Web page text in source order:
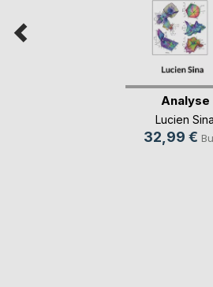
Analyse
Lucien Sina
32,99 €